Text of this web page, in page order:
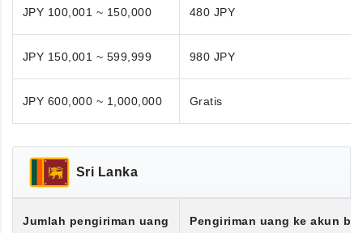
JPY 100,001 ~ 150,000 480 JPY
JPY 150,001 ~ 599,999 980 JPY
JPY 600,000 ~ 1,000,000 Gratis
Sri Lanka
Jumlah pengiriman uang Pengiriman uang ke akun